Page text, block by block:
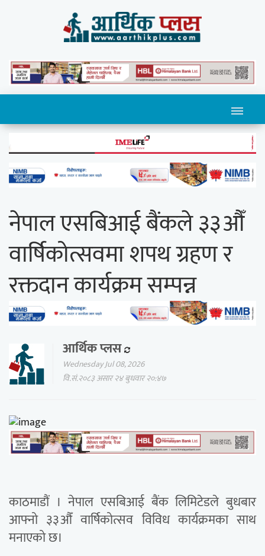
नेपाल एसबिआई बैंकले ३३औँ
वार्षिकोत्सवमा शपथ ग्रहण र
रक्तदान कार्यक्रम सम्पन्न
आर्थिक प्लस
Wednesday Jul 08, 2026
वि.सं.२०८३ असार २४ बुधवार २०:४७
काठमाडौं । नेपाल एसबिआई बैंक लिमिटेडले बुधबार
आफ्नो ३३औँ वार्षिकोत्सव विविध कार्यक्रमका साथ
मनाएको छ।